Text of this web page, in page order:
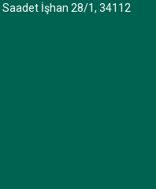
Saadet İşhan 28/1, 34112